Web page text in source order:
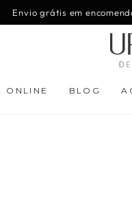
Envio grátis em
ONLINE BLOG